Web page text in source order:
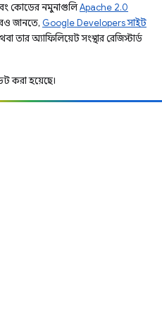
কোডের নমুনাগুলিApache 2.0
জানতে, Google Developers সাইট
অ্যাফিলিয়েট সংস্থার রেজিস্টার্ড
করা হয়েছে।